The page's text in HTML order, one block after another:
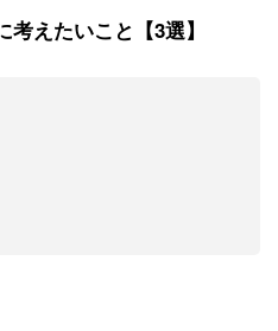
えたいこと【3選】